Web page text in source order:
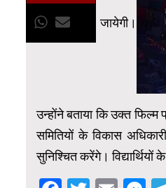
जायेगी।
उन्होंने बताया कि उक्त फिल्म
समितियों के विकास
सुनिश्चित करेंगे।